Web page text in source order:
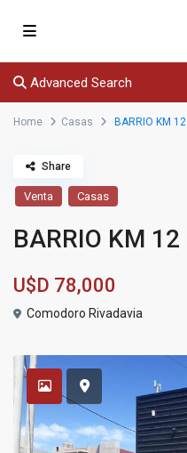
Advanced Search
Home Casas BARRIO KM 12
Venta Casas
BARRIO KM 12
U$D 78,000
Comodoro Rivadavia
Share